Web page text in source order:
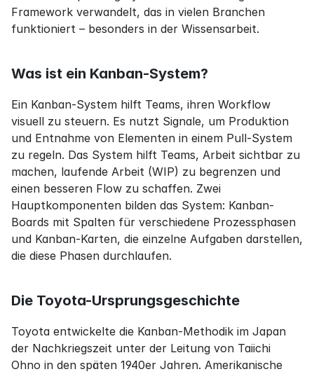
Framework verwandelt, das in vielen Branchen
funktioniert – besonders in der Wissensarbeit.
Was ist ein Kanban-System?
Ein Kanban-System hilft Teams, ihren Workflow
visuell zu steuern. Es nutzt Signale, um Produktion
und Entnahme von Elementen in einem Pull-System
zu regeln. Das System hilft Teams, Arbeit sichtbar zu
machen, laufende Arbeit (WIP) zu begrenzen und
einen besseren Flow zu schaffen. Zwei
Hauptkomponenten bilden das System: Kanban-
Boards mit Spalten für verschiedene Prozessphasen
und Kanban-Karten, die einzelne Aufgaben darstellen,
die diese Phasen durchlaufen.
Die Toyota-Ursprungsgeschichte
Toyota entwickelte die Kanban-Methodik im Japan
der Nachkriegszeit unter der Leitung von Taiichi
Ohno in den späten 1940er Jahren. Amerikanische